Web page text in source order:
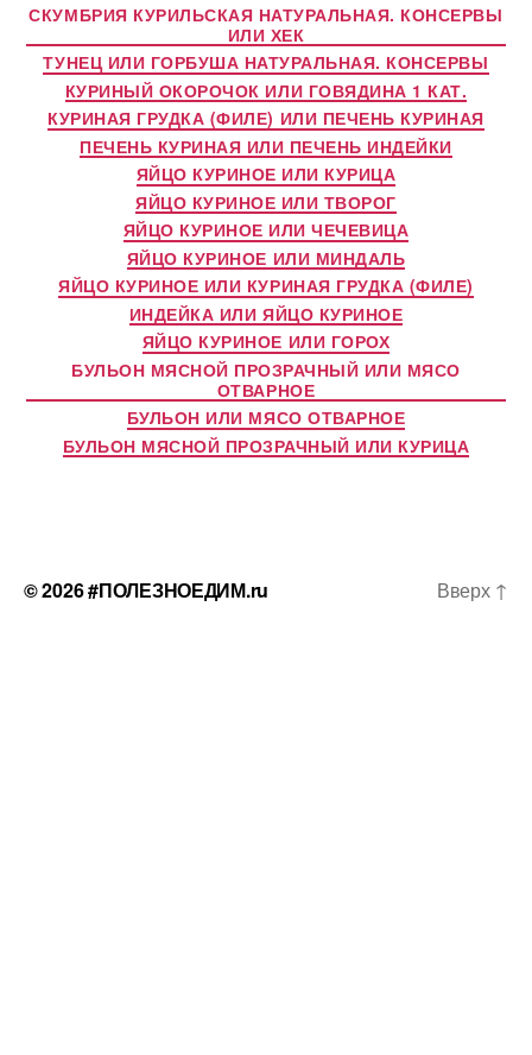
СКУМБРИЯ КУРИЛЬСКАЯ НАТУРАЛЬНАЯ. КОНСЕРВЫ
ИЛИ ХЕК
ТУНЕЦ ИЛИ ГОРБУША НАТУРАЛЬНАЯ. КОНСЕРВЫ
КУРИНЫЙ ОКОРОЧОК ИЛИ ГОВЯДИНА 1 КАТ.
КУРИНАЯ ГРУДКА (ФИЛЕ) ИЛИ ПЕЧЕНЬ КУРИНАЯ
ПЕЧЕНЬ КУРИНАЯ ИЛИ ПЕЧЕНЬ ИНДЕЙКИ
ЯЙЦО КУРИНОЕ ИЛИ КУРИЦА
ЯЙЦО КУРИНОЕ ИЛИ ТВОРОГ
ЯЙЦО КУРИНОЕ ИЛИ ЧЕЧЕВИЦА
ЯЙЦО КУРИНОЕ ИЛИ МИНДАЛЬ
ЯЙЦО КУРИНОЕ ИЛИ КУРИНАЯ ГРУДКА (ФИЛЕ)
ИНДЕЙКА ИЛИ ЯЙЦО КУРИНОЕ
ЯЙЦО КУРИНОЕ ИЛИ ГОРОХ
БУЛЬОН МЯСНОЙ ПРОЗРАЧНЫЙ ИЛИ МЯСО
ОТВАРНОЕ
БУЛЬОН ИЛИ МЯСО ОТВАРНОЕ
БУЛЬОН МЯСНОЙ ПРОЗРАЧНЫЙ ИЛИ КУРИЦА
© 2026#ПОЛЕЗНОЕДИМ.ru Вверх ↑